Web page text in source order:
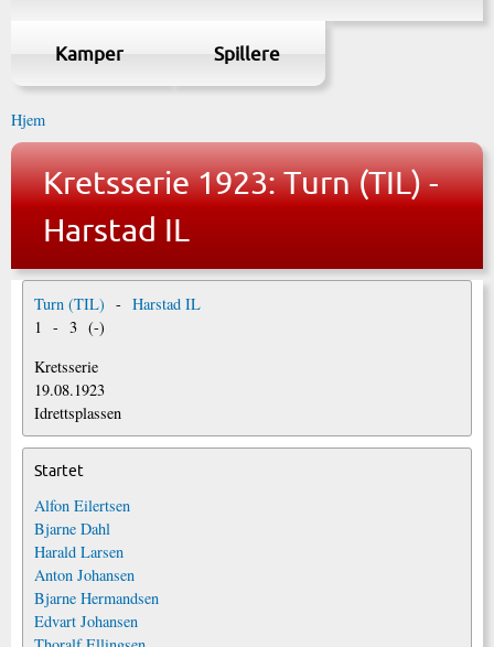
Kamper Spillere
Hjem
Kretsserie 1923: Turn (TIL) -
Harstad IL
Turn (TIL) - Harstad IL
1 - 3 (-)
Kretsserie
19.08.1923
Idrettsplassen
Startet
Alfon Eilertsen
Bjarne Dahl
Harald Larsen
Anton Johansen
Bjarne Hermandsen
Edvart Johansen